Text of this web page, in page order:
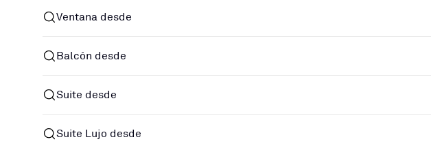
Ventana desde
Balcón desde
Suite desde
Suite Lujo desde